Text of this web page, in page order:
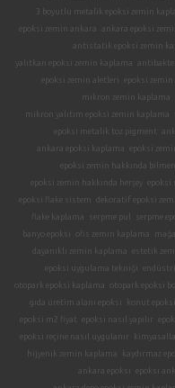
3 boyutlu metalik epoksi zemin
epoksi zemin ankara ankara epoksi
antistatik epoksi zemin
yalıtkan epoksi zemin kaplama
epoksi zemin aletleri epoksi zemin
mikron zemin kaplama
mikron yalıtım epoksi zemin kaplama
epoksi metalik toz pigment
ankara epoksi kaplama epoksi
epoksi zemin hakkında
epoksi zemin hakkında herşey epoksi
epoksi flake sistem dekoratif epoksi
flake kaplama
serpme pul serpme
banyo epoksi ofis zemin kaplama
dayanıklı zemin kaplama estetik
epoksi uygulama tekniği
otopark epoksi kaplama otopark epoksi
gıda üretim alanı epoksi
konut
epoksi m2 fiyat
epoksi nasıl yapılır
epoksi reçine nasıl uygulanır
hijyenik zemin kaplama
kaydırmaz
ankara epoksi epoksi